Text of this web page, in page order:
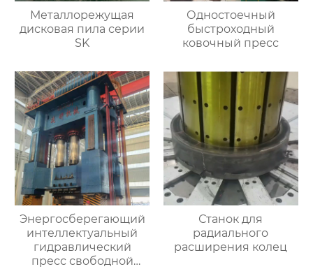
Металлорежущая
дисковая пила серии
SK
Одностоечный
быстроходный
ковочный пресс
Энергосберегающий
интеллектуальный
гидравлический
пресс свободной
Станок для
радиального
расширения колец